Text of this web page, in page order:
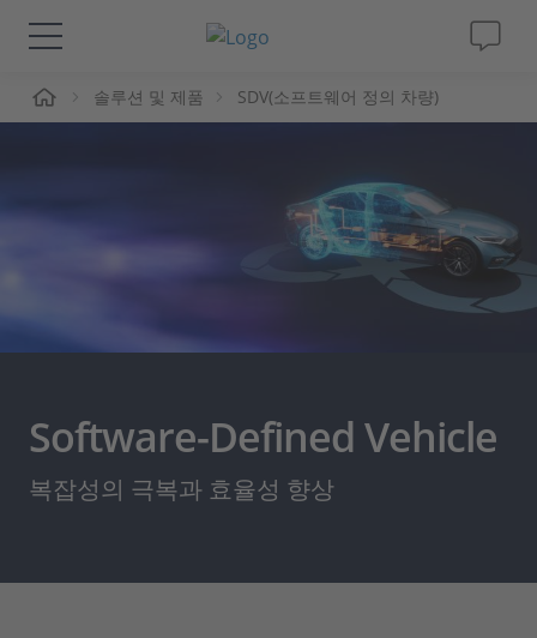
솔루션 및 제품
Magazine
인재채용
솔루션 및 제품 SDV(소프트웨어 정의 차량)
Software-Defined Vehicle
복잡성의 극복과 효율성 향상